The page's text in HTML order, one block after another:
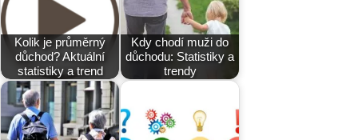
Kolik je průměrný
důchod? Aktuální
statistiky a trend
Kdy chodí muži do
důchodu: Statistiky a
trendy